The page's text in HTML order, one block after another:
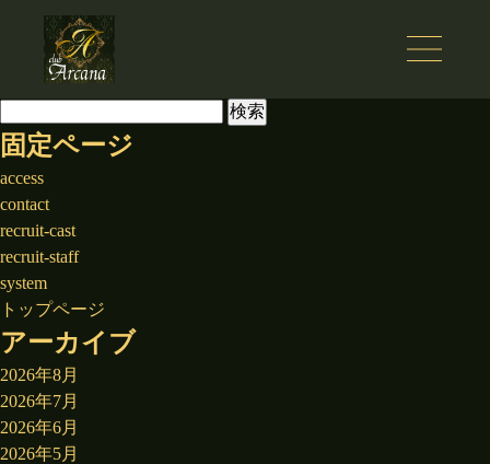
索:
固定ページ
access
contact
recruit-cast
recruit-staff
system
トップページ
アーカイブ
2026年8月
2026年7月
2026年6月
2026年5月